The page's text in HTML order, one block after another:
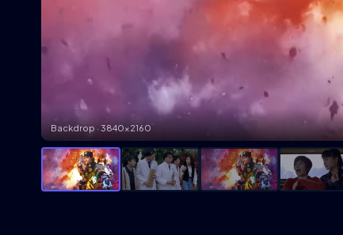
Backdrop · 3840×2160